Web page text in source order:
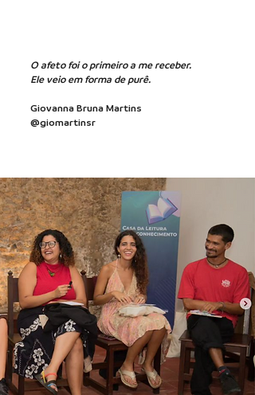
O afeto foi o primeiro a me receber.
Ele veio em forma de purê.
Giovanna Bruna Martins
@giomartinsr